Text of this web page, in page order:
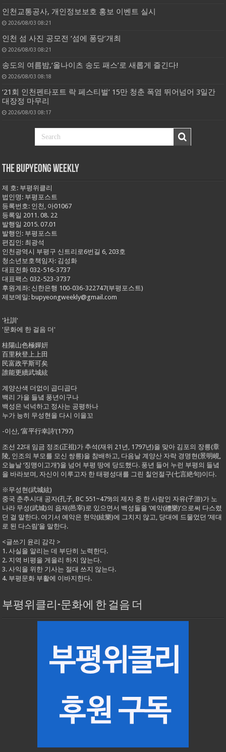
인천교통공사, 개인정보보호 홍보 이벤트 실시
2026/08/03 08:21
인천 섬 사진 공모전 ‘섬에 퐁당’개최
2026/08/03 08:21
송도의 여름밤,‘올나이츠 송도 패스’로 새롭게 즐긴다!
2026/08/03 08:18
‘21회 인천펜타포트 락 페스티벌’ 15만 청춘 폭염 뛰어넘어 3일간
대장정 마무리
2026/08/03 08:17
THE BUPYEONG WEEKLY
제 호: 부평위클리
법인명: 부평포스트
등록번호: 인천, 아01067
등록일 2011. 08. 22
발행일 2015. 07.01
발행인: 부평포스트
편집인: 최광석
인천광역시 부평구 신트리로6번길 6, 203호
청소년보호책임자: 김성화
대표전화 032-516-3737
대표팩스 032-523-3737
후원계좌: 신한은행 100-036-322747(부평포스트)
제보메일: bupyeongweekly@gmail.com
'社訓'
'문화에 한 걸음 더'
桂陽山色極嬋姸
百里秋登上上田
民富政平斯可矣
誰能更續武城絃
계양산색 더없이 곱디곱다
백리 가을 들녘 풍년이구나
백성은 넉넉하고 정사는 공평하나
누가 능히 무성현을 다시 이을꼬
-이산, ‘富平行幸詩’(1797)
조선 22대 임금 정조(正祖)가 추석(재위 21년, 1797년)을 맞아 김포의 장릉(章
陵, 인조의 부모를 모신 쌍릉)을 참배하고, 다음날 계양산 자락 경명현(景明峴,
오늘날 ‘징맹이고개’)을 넘어 부평 땅에 당도했다. 풍년 들어 누런 부평의 들녘
을 바라보며, 자신이 이루고자 한 태평성대를 그린 칠언절구(七言絶句)이다.
※무성현(武城絃)
중국 춘추시대 공자(孔子, BC 551~479)의 제자 중 한 사람인 자유(子游)가 노
나라 무성(武城)의 읍재(邑宰)로 있으면서 백성들을 ‘예악(禮樂)’으로써 다스렸
던 걸 말한다. 여기서 예악은 현악(絃樂)에 그치지 않고, 당대에 드물었던 ‘제대
로 된 다스림’을 말한다.
<글쓰기 윤리 감각 >
1. 사실을 알리는 데 부단히 노력한다.
2. 지역 비평을 게을리 하지 않는다.
3. 사익을 위한 기사는 절대 쓰지 않는다.
4. 부평문화 부활에 이바지한다.
부평위클리-문화에 한 걸음 더